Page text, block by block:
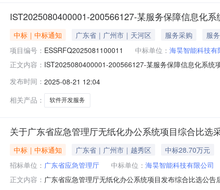
IST2025080400001-200566127-某服务保障信息化
中标｜中标通知 广东省｜广州市｜天河区 服务采购
服务
项目编号： ESSRFQ2025081100011 中标单位： 海昊智能科技有
正文内容： IST2025080400001-200566127-某服务保障信息化系
1509:00:00开标，现已评审完成。按照招标文件规定的
发布时间： 2025-08-21 12:04
相关产品：
软件开发服务
关于广东省应急管理厅无纸化办公系统项目综合比选
中标｜中标通知 广东省｜广州市｜越秀区
中标28.70万元
招标单位： 广东省应急管理厅 中标单位： 海昊智能科技有限公司
正文内容： 广东省应急管理厅无纸化办公系统项目发布综合比选公